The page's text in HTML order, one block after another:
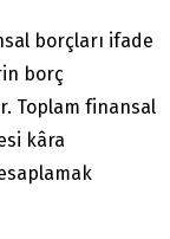
borçları ifade
borç
Toplam finansal
kâra